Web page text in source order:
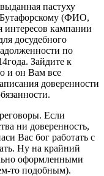
пастуху
(ФИО,
интересов кампании
досудебного
по
Зайдите к
и он Вам все
доверенности
Если
ни доверенность,
Вас бог работать с
Ну на крайний
оформленными
то подобным).